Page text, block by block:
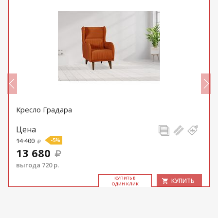
Кресло Градара
Цена
14 400 -5%
13 680
выгода 720 р.
КУ­ПИТЬ В
ОДИН КЛИК
КУПИТЬ